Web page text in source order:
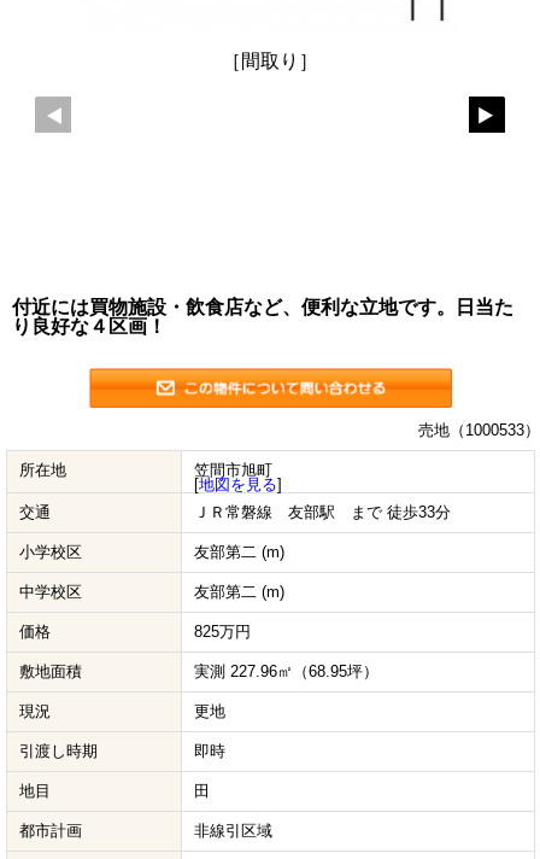
［間取り］
付近には買物施設・飲食店など、便利な立地です。日当た
り良好な４区画！
売地（1000533）
所在地
笠間市旭町
[地図を見る]
交通
ＪＲ常磐線 友部駅 まで 徒歩33分
小学校区 友部第二 (m)
中学校区 友部第二 (m)
価格 825万円
敷地面積 実測 227.96㎡（68.95坪）
現況 更地
引渡し時期 即時
地目 田
都市計画 非線引区域